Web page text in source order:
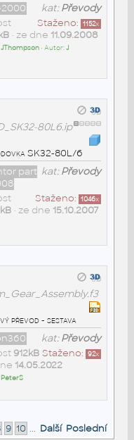
kat:Převody
Staženo: 1152x
• ze dne 11.09.2008
JThompson• Autor:J
80L6.ip
SK32-80L/6
kat:Převody
part
Staženo: 1046x
• ze dne 15.10.2007
převod - sestava
kat:Převody
Staženo: 92x
912kB
14.05.2022
PeterS
9 10 ... Další Poslední